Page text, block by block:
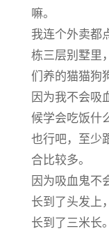
嘛。
我连个外卖都
栋三层别墅里
们养的猫猫狗
因为我不会吸
候学会吃饭什
也行吧，至少
合比较多。
因为吸血鬼不
长到了头发上
长到了三米长